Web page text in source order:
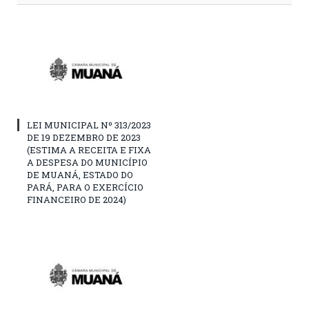
LEI MUNICIPAL Nº 313/2023
DE 19 DEZEMBRO DE 2023
(ESTIMA A RECEITA E FIXA
A DESPESA DO MUNICÍPIO
DE MUANÁ, ESTADO DO
PARÁ, PARA O EXERCÍCIO
FINANCEIRO DE 2024)